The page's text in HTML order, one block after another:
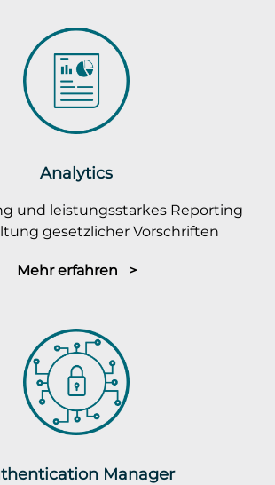
Analytics
und leistungsstarkes Reporting
gesetzlicher Vorschriften
Mehr erfahren >
Manager